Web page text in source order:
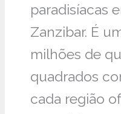
paradisíacas
Zanzibar. É
milhões de
quadrados
cada região